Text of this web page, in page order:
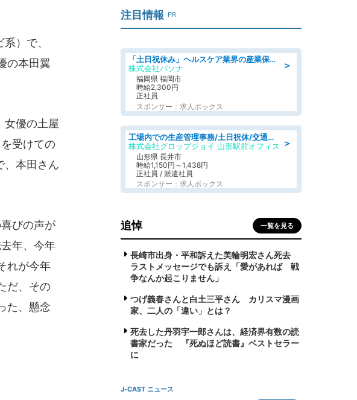
）で、
の本田翼
女優の土屋
受けての
、本田さん
びの声が
年、今年
れが今年
だ、その
た、懸念
注目情報 PR
＞
「土日祝休み」ヘルスケア業界の産業保健師/高時給/未経験OK/要資格:保健師、正看護師
株式会社パソナ
福岡県 福岡市
時給2,300円
正社員
スポンサー：求人ボックス
＞
工場内での生産管理事務/土日祝休/交通費支給
株式会社グロップジョイ 山形駅前オフィス
山形県 長井市
時給1,150円～1,438円
正社員 / 派遣社員
スポンサー：求人ボックス
追悼 一覧を見る
長崎市出身・平和訴えた美輪明宏さん死去
ラストメッセージでも訴え「愛があれば 戦
争なんか起こりません」
つげ義春さんと白土三平さん カリスマ漫画
家、二人の「違い」とは？
死去した丹羽宇一郎さんは、経済界有数の読
書家だった 『死ぬほど読書』ベストセラー
に
J-CAST ニュース